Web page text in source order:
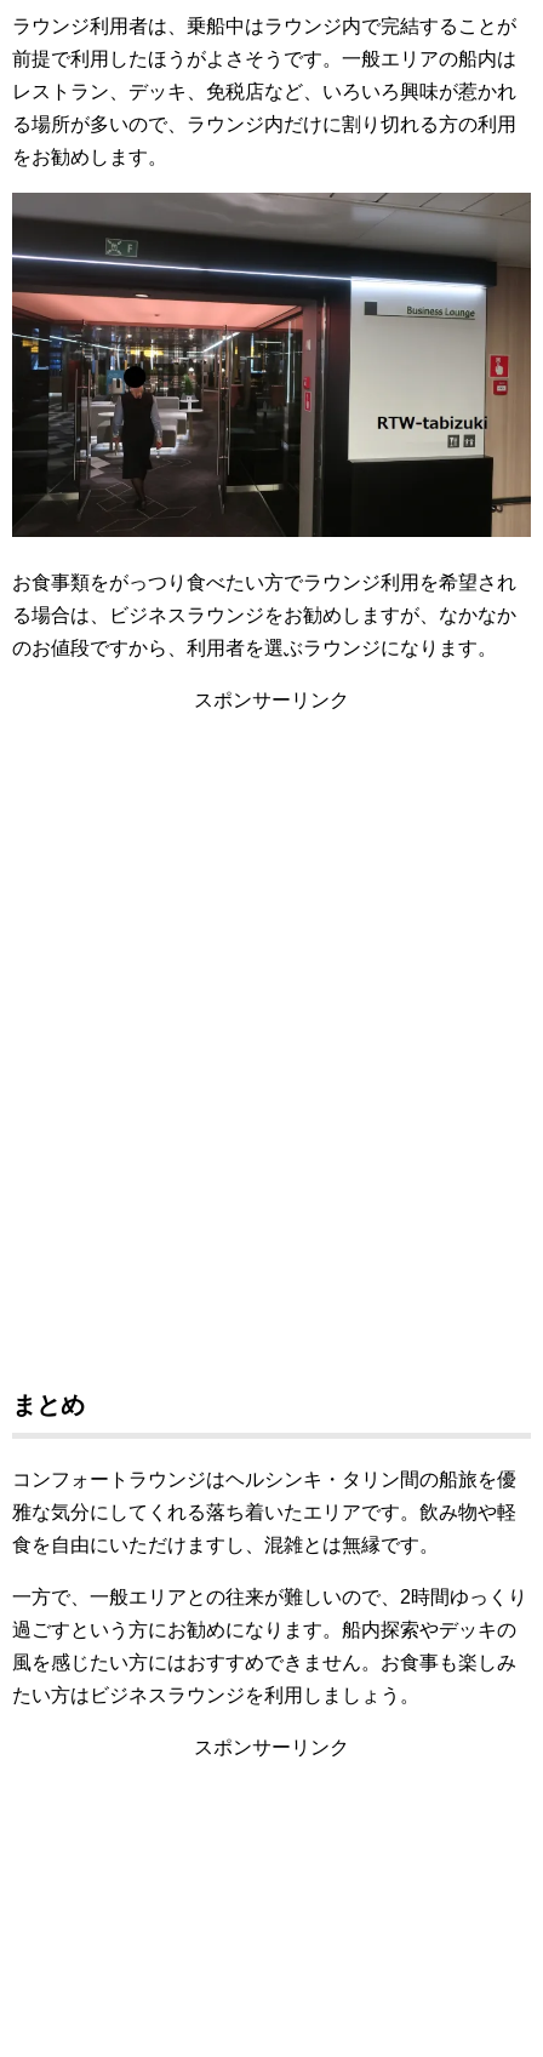
ラウンジ利用者は、乗船中はラウンジ内で完結することが
前提で利用したほうがよさそうです。一般エリアの船内は
レストラン、デッキ、免税店など、いろいろ興味が惹かれ
る場所が多いので、ラウンジ内だけに割り切れる方の利用
をお勧めします。
お食事類をがっつり食べたい方でラウンジ利用を希望され
る場合は、ビジネスラウンジをお勧めしますが、なかなか
のお値段ですから、利用者を選ぶラウンジになります。
スポンサーリンク
まとめ
コンフォートラウンジはヘルシンキ・タリン間の船旅を優
雅な気分にしてくれる落ち着いたエリアです。飲み物や軽
食を自由にいただけますし、混雑とは無縁です。
一方で、一般エリアとの往来が難しいので、2時間ゆっくり
過ごすという方にお勧めになります。船内探索やデッキの
風を感じたい方にはおすすめできません。お食事も楽しみ
たい方はビジネスラウンジを利用しましょう。
スポンサーリンク